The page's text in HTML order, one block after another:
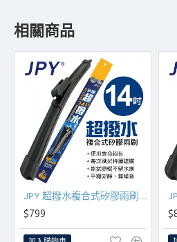
相關商品
.JPY 超撥水複合式矽膠雨刷(日本MITA鍍膜膠條) 14吋(350mm)單支
$799